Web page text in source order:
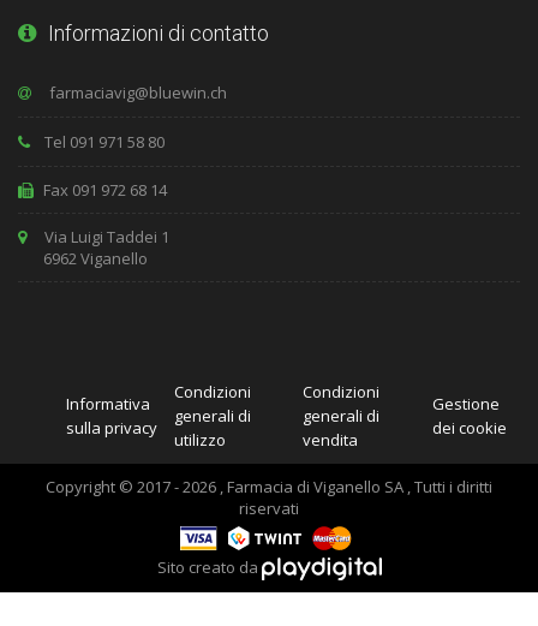
Informazioni di contatto
Tel 091 971 58 80
Fax 091 972 68 14
Via Luigi Taddei 1
6962 Viganello
Informativa
sulla privacy
Condizioni
generali di
utilizzo
Condizioni
generali di
vendita
Gestione
dei cookie
Copyright © 2017 - 2026 , Farmacia di Viganello SA , Tutti i diritti
riservati
Sito creato da